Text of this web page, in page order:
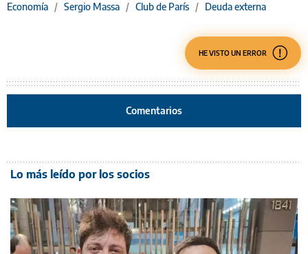
Economía / Sergio Massa / Club de París / Deuda externa
HE VISTO UN ERROR
Comentarios
Lo más leído por los socios